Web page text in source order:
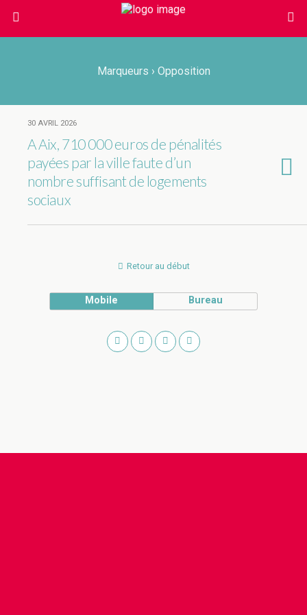
Marqueurs › Opposition
30 AVRIL 2026
A Aix, 710 000 euros de pénalités
payées par la ville faute d’un
nombre suffisant de logements
sociaux
Retour au début
Mobile Bureau